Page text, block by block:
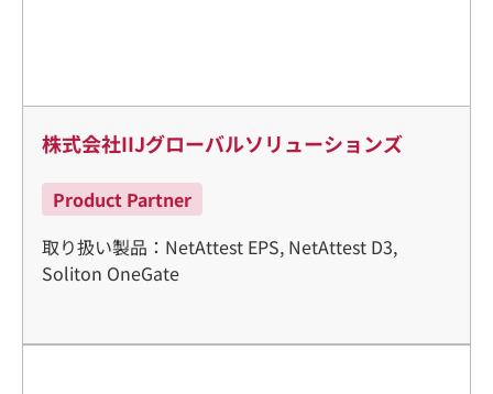
株式会社IIJグローバルソリューションズ
Product Partner
取り扱い製品：NetAttest EPS, NetAttest D3,
Soliton OneGate